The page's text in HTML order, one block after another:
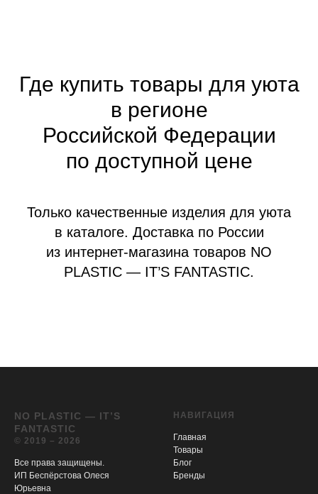
Где купить товары для уюта
в регионе
Российской Федерации
по доступной цене
Только качественные изделия для уюта
в каталоге. Доставка по России
из интернет-магазина товаров NO
PLASTIC — IT’S FANTASTIC.
NO PLASTIC — IT’S
FANTASTIC
© 2019 – 2026
Все права защищены.
ИП Беспёрстова Олеся
Юрьевна
НАВИГАЦИЯ
Главная
Товары
Блог
Бренды